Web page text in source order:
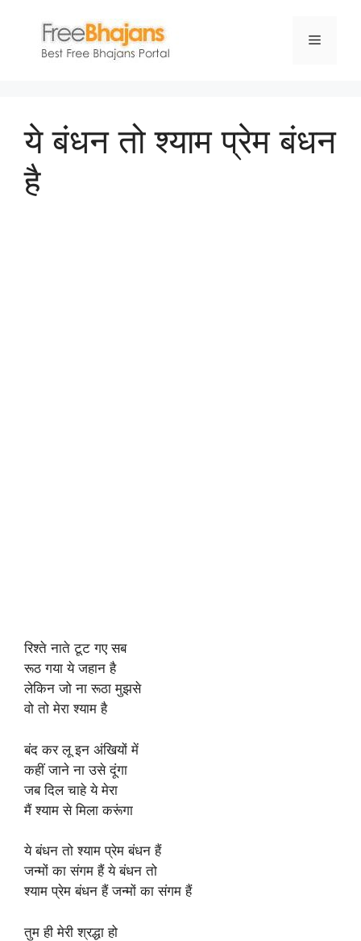
content
Menu
ये बंधन तो श्याम प्रेम बंधन
है
रिश्ते नाते टूट गए सब
रूठ गया ये जहान है
लेकिन जो ना रूठा मुझसे
वो तो मेरा श्याम है
बंद कर लू इन अंखियों में
कहीं जाने ना उसे दूंगा
जब दिल चाहे ये मेरा
मैं श्याम से मिला करूंगा
ये बंधन तो श्याम प्रेम बंधन हैं
जन्मों का संगम हैं ये बंधन तो
श्याम प्रेम बंधन हैं जन्मों का संगम हैं
तुम ही मेरी श्रद्धा हो